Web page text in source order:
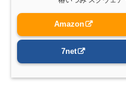
Amazon
7net